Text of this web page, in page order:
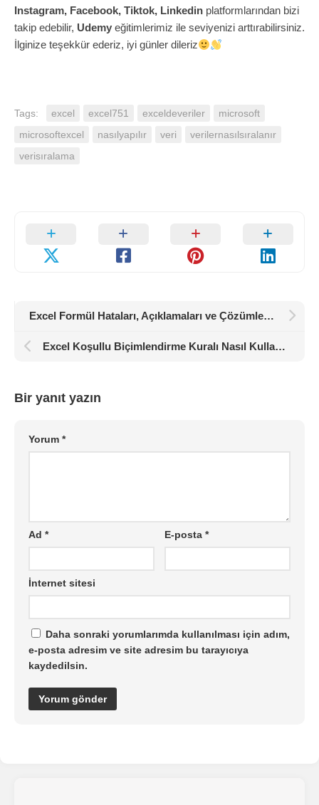
Instagram, Facebook, Tiktok, Linkedin platformlarından bizi
takip edebilir, Udemy eğitimlerimiz ile seviyenizi arttırabilirsiniz.
İlginize teşekkür ederiz, iyi günler dileriz
Tags: excel excel751 exceldeveriler
microsoft
microsoftexcel
nasılyapılır veri
verilernasılsıralanır
verisıralama
Excel Formül Hataları, Açıklamaları ve Çözümleri (Örneklerle)
Excel Koşullu Biçimlendirme Kuralı Nasıl Kullanılır?
Bir yanıt yazın
Yorum *
Ad * E-posta*
İnternet sitesi
Daha sonraki yorumlarımda kullanılması için adım,
e-posta adresim ve site adresim bu tarayıcıya
kaydedilsin.